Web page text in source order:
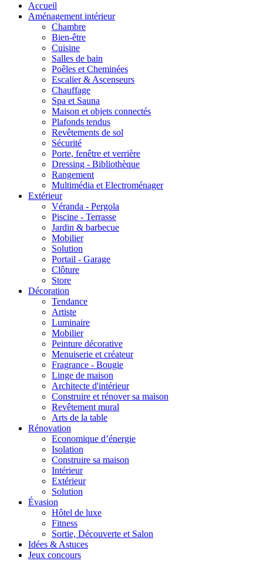
Accueil
Aménagement intérieur
Chambre
Bien-être
Cuisine
Salles de bain
Poêles et Cheminées
Escalier & Ascenseurs
Chauffage
Spa et Sauna
Maison et objets connectés
Plafonds tendus
Revêtements de sol
Sécurité
Porte, fenêtre et verrière
Dressing - Bibliothèque
Rangement
Multimédia et Electroménager
Extérieur
Véranda - Pergola
Piscine - Terrasse
Jardin & barbecue
Mobilier
Solution
Portail - Garage
Clôture
Store
Décoration
Tendance
Artiste
Luminaire
Mobilier
Peinture décorative
Menuiserie et créateur
Fragrance - Bougie
Linge de maison
Architecte d'intérieur
Construire et rénover sa maison
Revêtement mural
Arts de la table
Rénovation
Economique d’énergie
Isolation
Construire sa maison
Intérieur
Extérieur
Solution
Évasion
Hôtel de luxe
Fitness
Sortie, Découverte et Salon
Idées & Astuces
Jeux concours